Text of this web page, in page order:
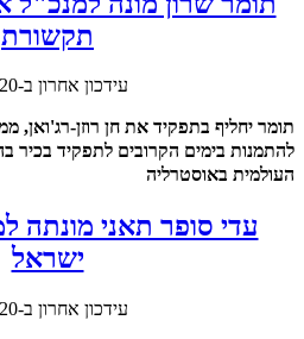
תקשורת
עידכון אחרון ב-20 מרס 2014
תומר יחליף בתפקיד את חן רוזן-רג'ואן,
העולמית באוסטרליה
עדי סופר תאני מונתה
ישראל
עידכון אחרון ב-20 מרס 2014